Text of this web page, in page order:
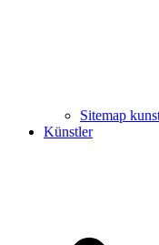
Sitemap
Künstler